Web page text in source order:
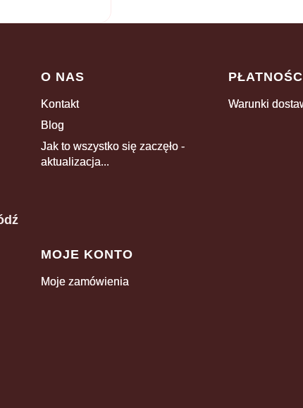
Linki w stopce
O NAS
Kontakt
Blog
Jak to wszystko się zaczęło -
aktualizacja...
Warunki
MOJE KONTO
Moje zamówienia